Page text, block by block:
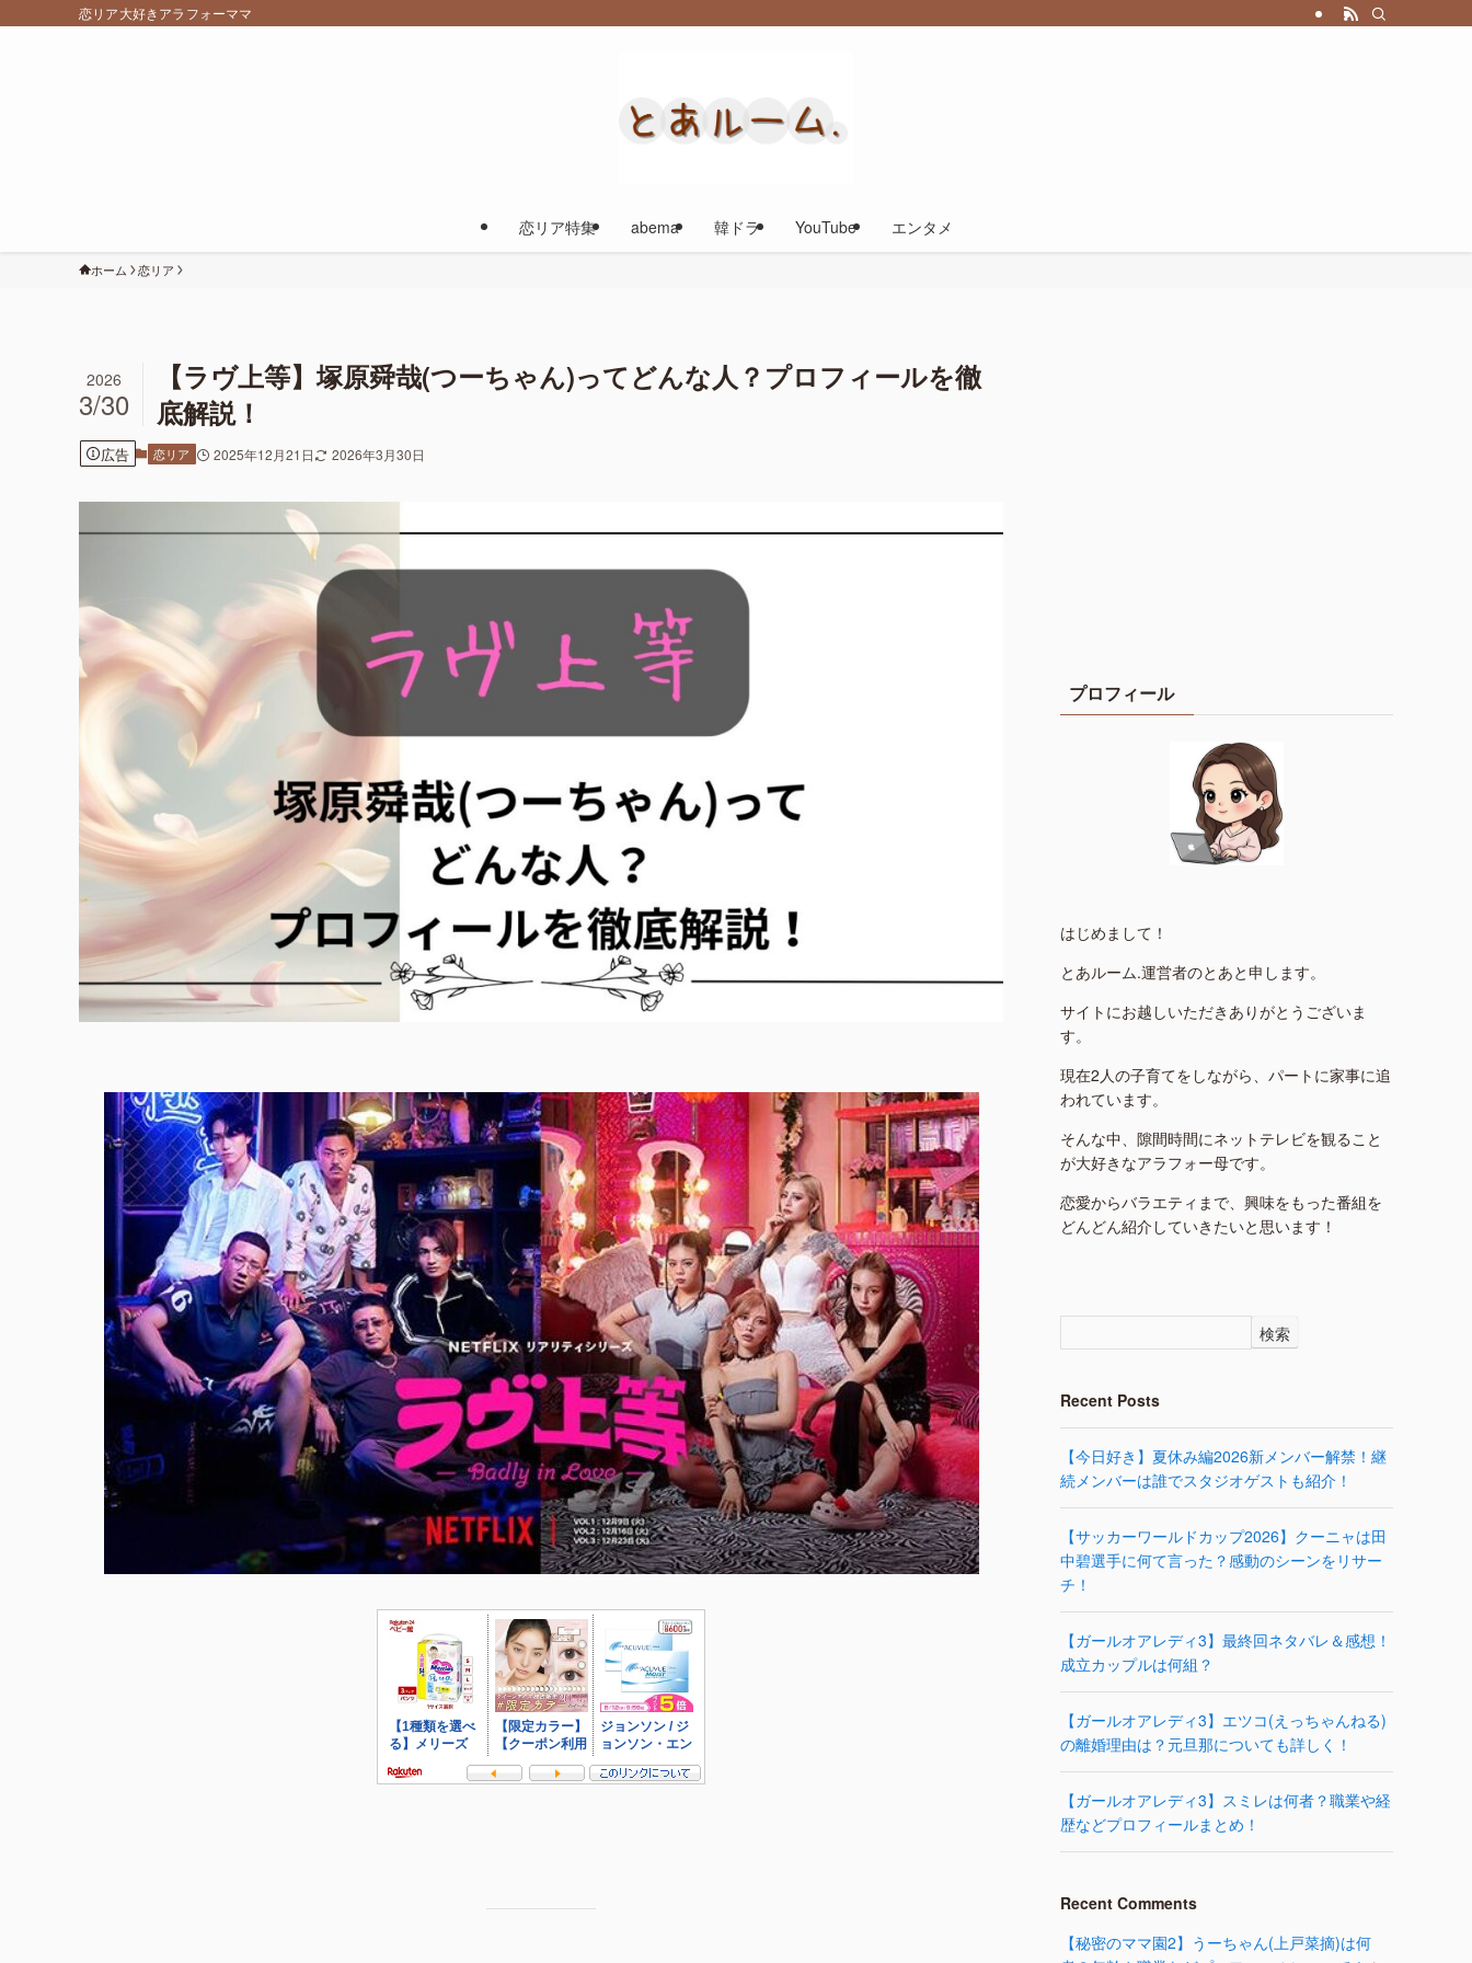
恋リア大好きアラフォーママ
恋リア特集 abema 韓ドラ YouTube エンタメ
ホーム 恋リア
【ラヴ上等】塚原舜哉(つーちゃん)ってどんな人？プロフィールを徹
底解説！
2026
3/30
広告 恋リア 2025年12月21日 2026年3月30日
プロフィール
はじめまして！
とあルーム.運営者のとあと申します。
サイトにお越しいただきありがとうございま
す。
現在2人の子育てをしながら、パートに家事に追
われています。
そんな中、隙間時間にネットテレビを観ること
が大好きなアラフォー母です。
恋愛からバラエティまで、興味をもった番組を
どんどん紹介していきたいと思います！
検索
Recent Posts
【今日好き】夏休み編2026新メンバー解禁！継
続メンバーは誰でスタジオゲストも紹介！
【サッカーワールドカップ2026】クーニャは田
中碧選手に何て言った？感動のシーンをリサー
チ！
【ガールオアレディ3】最終回ネタバレ＆感想！
成立カップルは何組？
【ガールオアレディ3】エツコ(えっちゃんねる)
の離婚理由は？元旦那についても詳しく！
【ガールオアレディ3】スミレは何者？職業や経
歴などプロフィールまとめ！
Recent Comments
【秘密のママ園2】うーちゃん(上戸菜摘)は何